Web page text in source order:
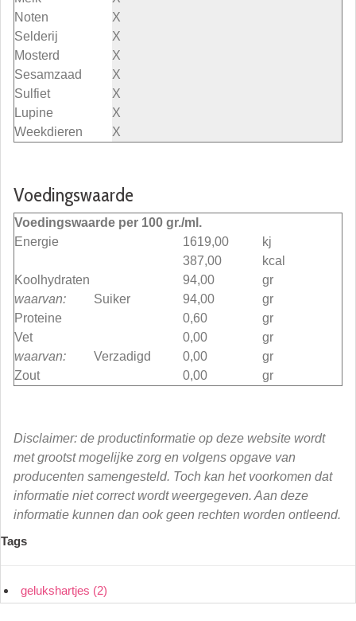
Noten
X
Selderij
X
Mosterd
X
Sesamzaad
X
Sulfiet
X
Lupine
X
Weekdieren
X
Voedingswaarde
Voedingswaarde per 100 gr./ml.
Energie
1619,00
kj
387,00
kcal
Koolhydraten
94,00
gr
waarvan:
Suiker 94,00
gr
Proteine
0,60
gr
Vet
0,00
gr
waarvan:
Verzadigd 0,00
gr
Zout
0,00 gr
Disclaimer: de productinformatie op deze website wordt
met grootst mogelijke zorg en volgens opgave van
producenten samengesteld. Toch kan het voorkomen dat
informatie niet correct wordt weergegeven. Aan deze
informatie kunnen dan ook geen rechten worden ontleend.
Tags
gelukshartjes (2)